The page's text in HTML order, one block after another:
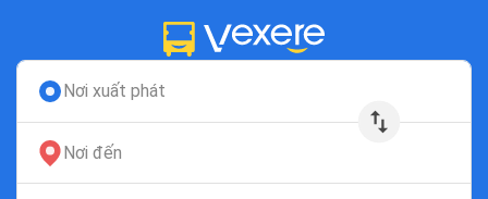
Nơi xuất phát
Nơi đến